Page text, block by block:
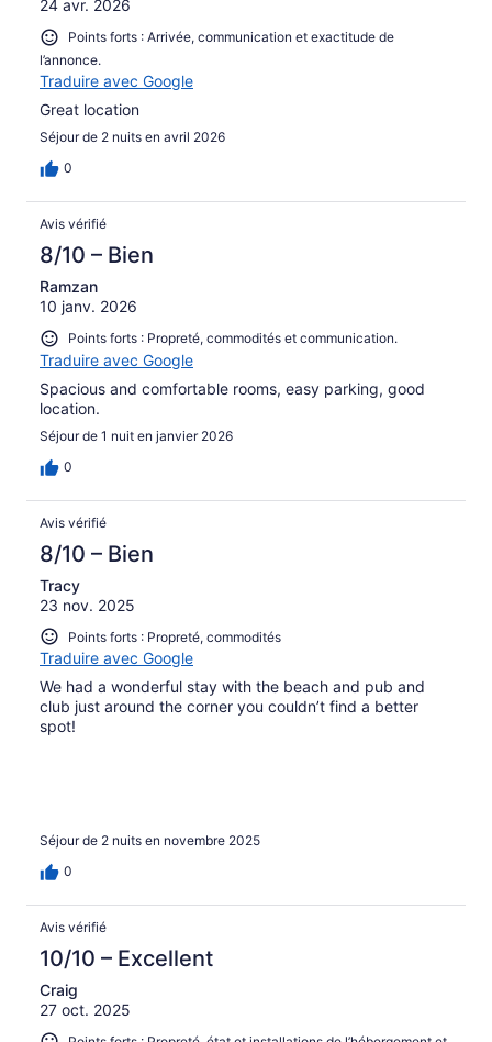
24 avr. 2026
Points forts : Arrivée, communication et exactitude de
l’annonce.
Traduire avec Google
Great location
Séjour de 2 nuits en avril 2026
0
Avis vérifié
8/10 – Bien
Ramzan
10 janv. 2026
Points forts : Propreté, commodités et communication.
Traduire avec Google
Spacious and comfortable rooms, easy parking, good
location.
Séjour de 1 nuit en janvier 2026
0
Avis vérifié
8/10 – Bien
Tracy
23 nov. 2025
Points forts : Propreté, commodités
Traduire avec Google
We had a wonderful stay with the beach and pub and
club just around the corner you couldn’t find a better
spot!
Séjour de 2 nuits en novembre 2025
0
Avis vérifié
10/10 – Excellent
Craig
27 oct. 2025